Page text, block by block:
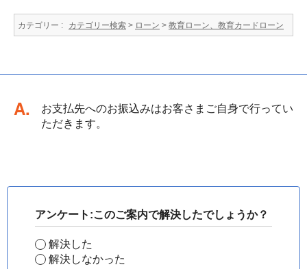
カテゴリー : カテゴリー検索 > ローン > 教育ローン、教育カードローン
回答
お支払先へのお振込みはお客さまご自身で行ってい
ただきます。
アンケート:このご案内で解決したでしょうか？
解決した
解決しなかった